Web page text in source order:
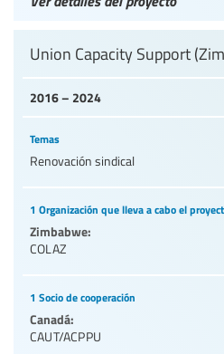
2016 – 2024
Union Capacity Support
Temas
Renovación sindical
1 Organización que lleva a cabo el
Zimbabwe:
COLAZ
1 Socio de cooperación
Canadá:
CAUT/ACPPU